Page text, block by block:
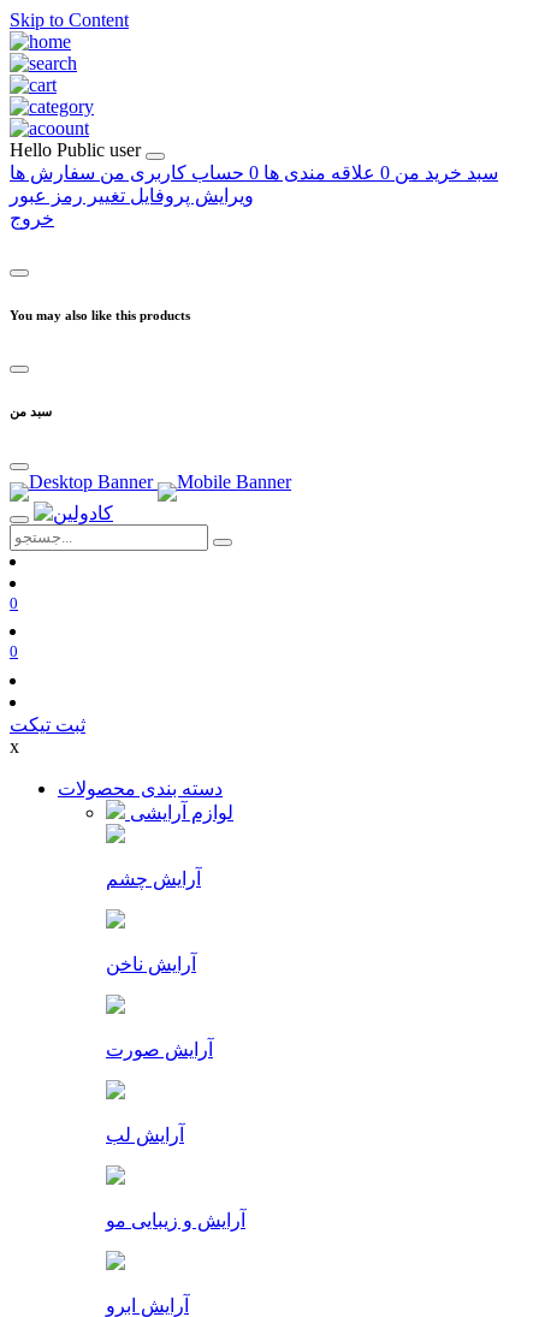
Skip to Content
Hello Public user
سبد خرید من 0 علاقه مندی ها 0 حساب کاربری من سفارش ها
ویرایش پروفایل تغییر رمز عبور
خروج
You may also like this products
سبد من
0
0
ثبت تیکت
x
دسته بندی محصولات
لوازم آرایشی
آرایش چشم
آرایش ناخن
آرایش صورت
آرایش لب
آرایش و زیبایی مو
آرایش ابرو